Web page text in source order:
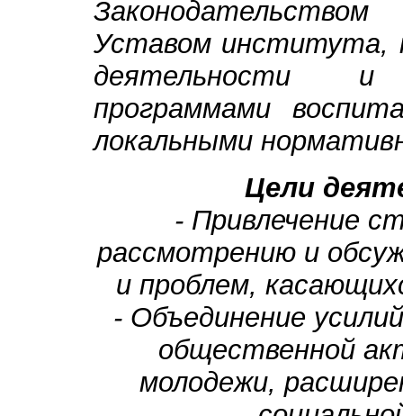
Уставом института,
деятельности и
программами
локальными
Цели
- Привлечение
рассмотрению и
и проблем,
- Объединение
общественной
молодежи,